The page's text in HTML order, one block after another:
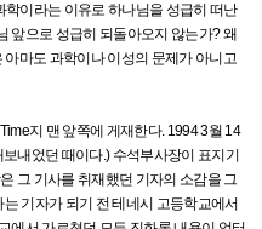
학이라는 이유로 하나님을 성급히 떠난
앞으로 성급히 되돌아오지 않는가?왜
아마도 과학이나 이성의 문제가 아니고
Time지 맨 앞쪽에 게재한다. 1994 3월 14
내었던 때이다.) 수석부사장이 표지기
그 기사를 취재했던 기자의 소감을 그
기자가 되기 전 테네시 고등학교에서